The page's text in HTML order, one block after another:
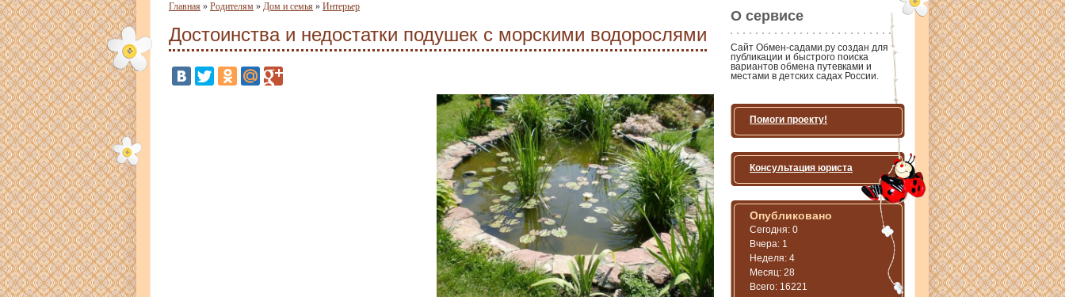
Главная » Родителям » Дом и семья » Интерьер
Достоинства и недостатки подушек с морскими водорослями
О сервисе
Сайт Обмен-садами.ру создан для
публикации и быстрого поиска
вариантов обмена путевками и
местами в детских садах России.
Помоги проекту!
Консультация юриста
Опубликовано
Сегодня: 0
Вчера: 1
Неделя: 4
Месяц: 28
Всего: 16221